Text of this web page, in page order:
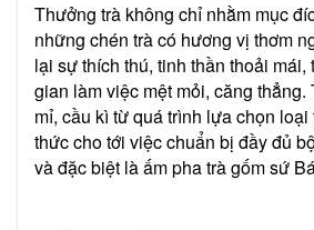
Thưởng trà không chỉ nhằm mục
những chén trà có hương vị thơm
lại sự thích thú, tinh thần thoải mái,
gian làm việc mệt mỏi, căng thẳng.
mỉ, cầu kì từ quá trình lựa chọn
thức cho tới việc chuẩn bị đầy đủ
và đặc biệt là ấm pha trà gốm sứ